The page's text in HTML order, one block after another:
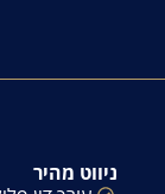
ניווט מהיר